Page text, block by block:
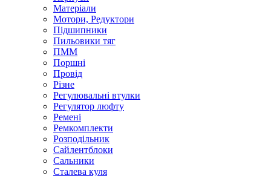
Матеріали
Мотори, Редуктори
Підшипники
Пильовики тяг
ПММ
Поршні
Провід
Різне
Регулювальні втулки
Регулятор люфту
Ремені
Ремкомплекти
Розподільник
Сайлентблоки
Сальники
Сталева куля